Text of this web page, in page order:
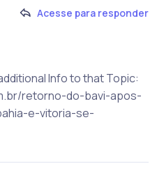
Acesse para responder
Info to that Topic:
retorno-do-bavi-apos-
e-vitoria-se-